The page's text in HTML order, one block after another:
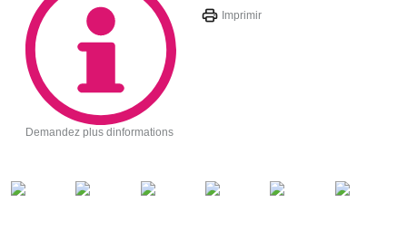
Demandez plus dinformations
Imprimir